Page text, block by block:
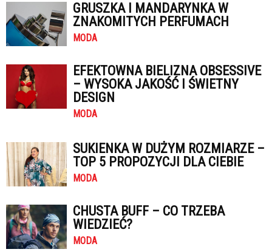
GRUSZKA I MANDARYNKA W
ZNAKOMITYCH PERFUMACH
MODA
EFEKTOWNA BIELIZNA OBSESSIVE
– WYSOKA JAKOŚĆ I ŚWIETNY
DESIGN
MODA
SUKIENKA W DUŻYM ROZMIARZE –
TOP 5 PROPOZYCJI DLA CIEBIE
MODA
CHUSTA BUFF – CO TRZEBA
WIEDZIEĆ?
MODA